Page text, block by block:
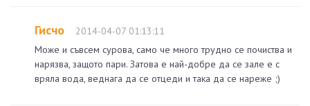
Гисчо
2014-04-07 01:13:11
Може и съвсем сурова, само че много трудно се почиства и
нарязва, защото пари. Затова е най-добре да се зале е с
вряла вода, веднага да се отцеди и така да се нареже ;)